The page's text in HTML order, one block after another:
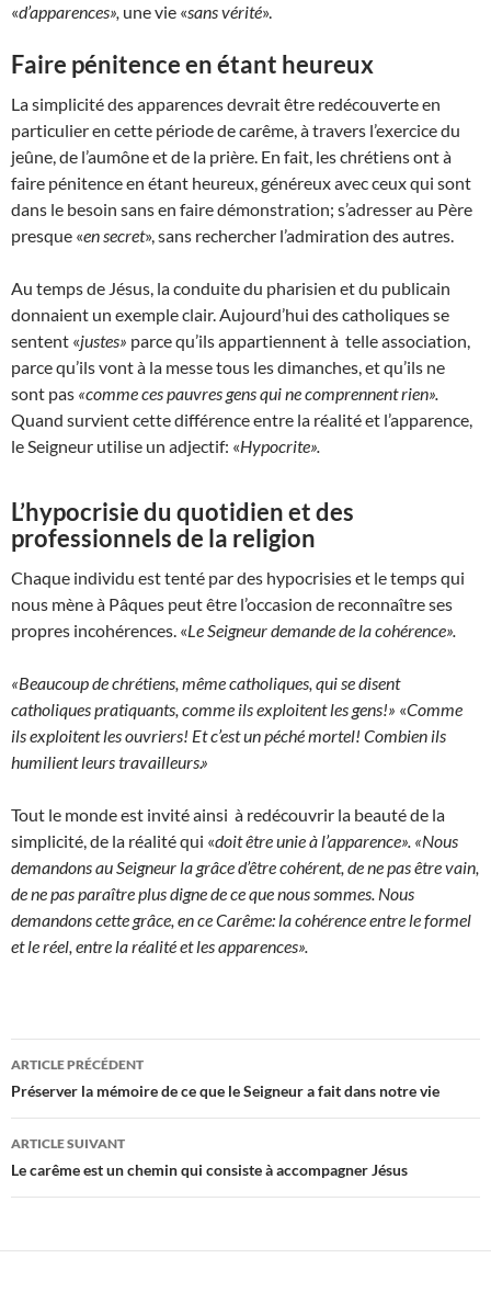
«d’apparences», une vie «sans vérité».
Faire pénitence en étant heureux
La simplicité des apparences devrait être redécouverte en
particulier en cette période de carême, à travers l’exercice du
jeûne, de l’aumône et de la prière. En fait, les chrétiens ont à
faire pénitence en étant heureux, généreux avec ceux qui sont
dans le besoin sans en faire démonstration; s’adresser au Père
presque «en secret», sans rechercher l’admiration des autres.
Au temps de Jésus, la conduite du pharisien et du publicain
donnaient un exemple clair. Aujourd’hui des catholiques se
sentent «justes» parce qu’ils appartiennent à telle association,
parce qu’ils vont à la messe tous les dimanches, et qu’ils ne
sont pas «comme ces pauvres gens qui ne comprennent rien».
Quand survient cette différence entre la réalité et l’apparence,
le Seigneur utilise un adjectif: «Hypocrite».
L’hypocrisie du quotidien et des
professionnels de la religion
Chaque individu est tenté par des hypocrisies et le temps qui
nous mène à Pâques peut être l’occasion de reconnaître ses
propres incohérences. «Le Seigneur demande de la cohérence».
«Beaucoup de chrétiens, même catholiques, qui se disent
catholiques pratiquants, comme ils exploitent les gens!» «Comme
ils exploitent les ouvriers! Et c’est un péché mortel! Combien ils
humilient leurs travailleurs.»
Tout le monde est invité ainsi à redécouvrir la beauté de la
simplicité, de la réalité qui «doit être unie à l’apparence». «Nous
demandons au Seigneur la grâce d’être cohérent, de ne pas être vain,
de ne pas paraître plus digne de ce que nous sommes. Nous
demandons cette grâce, en ce Carême: la cohérence entre le formel
et le réel, entre la réalité et les apparences».
Navigation
des
articles
ARTICLE PRÉCÉDENT
Préserver la mémoire de ce que le Seigneur a fait dans notre vie
ARTICLE SUIVANT
Le carême est un chemin qui consiste à accompagner Jésus